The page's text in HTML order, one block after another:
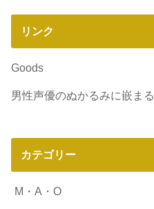
リンク
Goods
男性声優のぬかるみに嵌まる
カテゴリー
M・A・O